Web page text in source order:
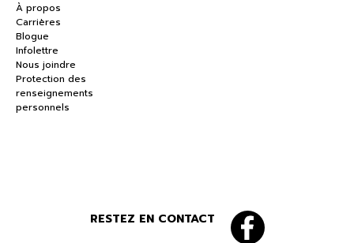
À propos
Carrières
Blogue
Infolettre
Nous joindre
Protection des
renseignements
personnels
RESTEZ EN CONTACT